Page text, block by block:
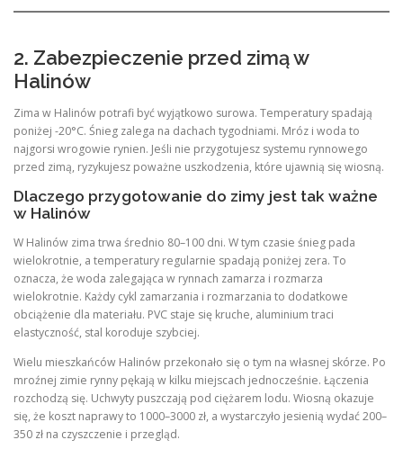
2. Zabezpieczenie przed zimą w
Halinów
Zima w Halinów potrafi być wyjątkowo surowa. Temperatury spadają
poniżej -20°C. Śnieg zalega na dachach tygodniami. Mróz i woda to
najgorsi wrogowie rynien. Jeśli nie przygotujesz systemu rynnowego
przed zimą, ryzykujesz poważne uszkodzenia, które ujawnią się wiosną.
Dlaczego przygotowanie do zimy jest tak ważne
w Halinów
W Halinów zima trwa średnio 80–100 dni. W tym czasie śnieg pada
wielokrotnie, a temperatury regularnie spadają poniżej zera. To
oznacza, że woda zalegająca w rynnach zamarza i rozmarza
wielokrotnie. Każdy cykl zamarzania i rozmarzania to dodatkowe
obciążenie dla materiału. PVC staje się kruche, aluminium traci
elastyczność, stal koroduje szybciej.
Wielu mieszkańców Halinów przekonało się o tym na własnej skórze. Po
mroźnej zimie rynny pękają w kilku miejscach jednocześnie. Łączenia
rozchodzą się. Uchwyty puszczają pod ciężarem lodu. Wiosną okazuje
się, że koszt naprawy to 1000–3000 zł, a wystarczyło jesienią wydać 200–
350 zł na czyszczenie i przegląd.